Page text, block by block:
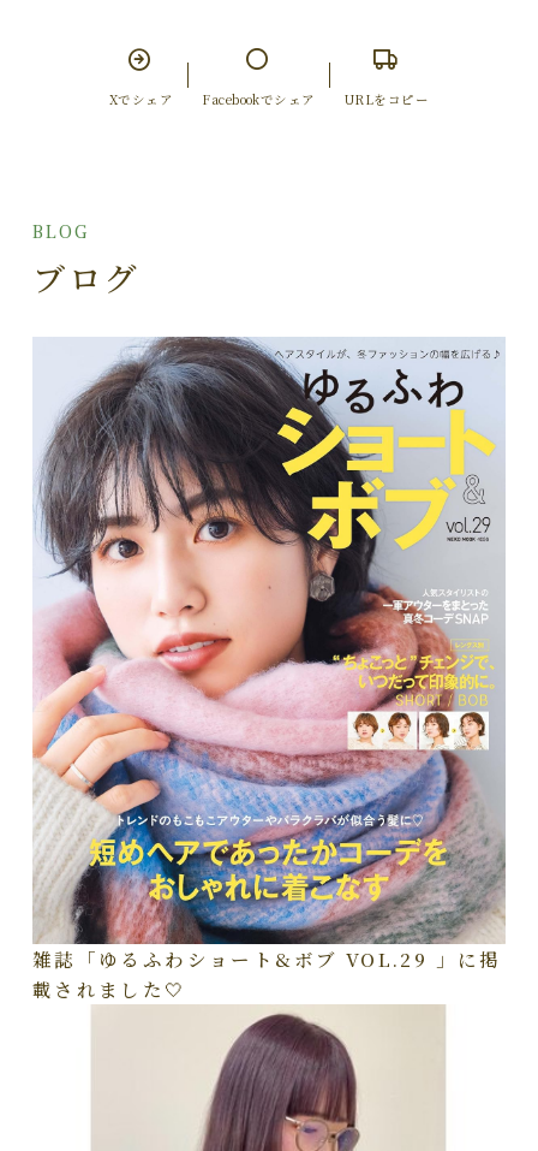
Xでシェア Facebookでシェア URLをコピー
BLOG
ブログ
雑誌「ゆるふわショート&ボブ VOL.29 」に掲
載されました🤍